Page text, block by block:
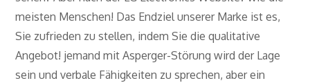
meisten Menschen! Das Endziel unserer Marke ist es,
Sie zufrieden zu stellen, indem Sie die qualitative
Angebot! jemand mit Asperger-Störung wird der Lage
sein und verbale Fähigkeiten zu sprechen, aber ein